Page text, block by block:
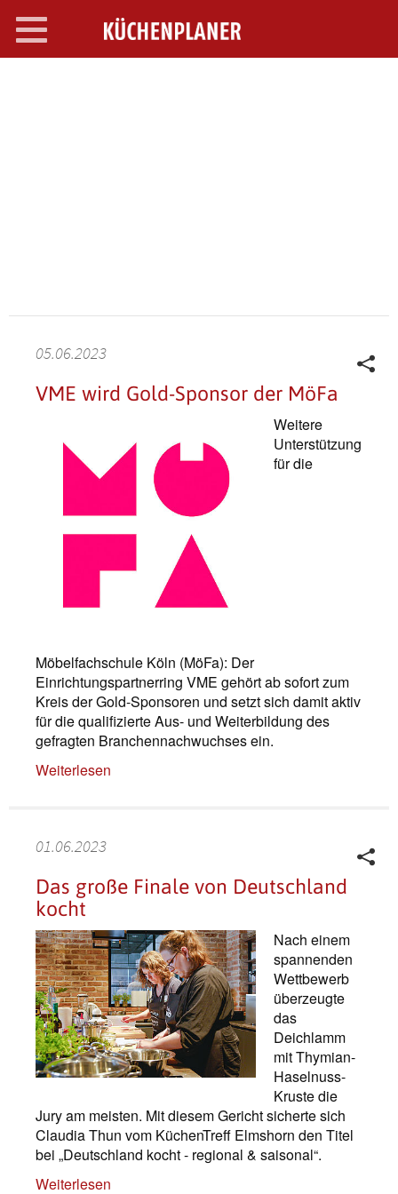
Toggle
navigation
05.06.2023
VME wird Gold-Sponsor der MöFa
Weitere
Unterstützung
für die
Möbelfachschule Köln (MöFa): Der
Einrichtungspartnerring VME gehört ab sofort zum
Kreis der Gold-Sponsoren und setzt sich damit aktiv
für die qualifizierte Aus- und Weiterbildung des
gefragten Branchennachwuchses ein.
Weiterlesen
01.06.2023
Das große Finale von Deutschland
kocht
Nach einem
spannenden
Wettbewerb
überzeugte
das
Deichlamm
mit Thymian-
Haselnuss-
Kruste die
Jury am meisten. Mit diesem Gericht sicherte sich
Claudia Thun vom KüchenTreff Elmshorn den Titel
bei „Deutschland kocht - regional & saisonal“.
Weiterlesen